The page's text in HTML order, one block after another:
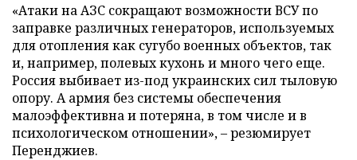
«Атаки на АЗС сокращают возможности ВСУ по
заправке различных генераторов, используемых
для отопления как сугубо военных объектов, так
и, например, полевых кухонь и много чего еще.
Россия выбивает из-под украинских сил тыловую
опору. А армия без системы обеспечения
малоэффективна и потеряна, в том числе и в
психологическом отношении», – резюмирует
Перенджиев.